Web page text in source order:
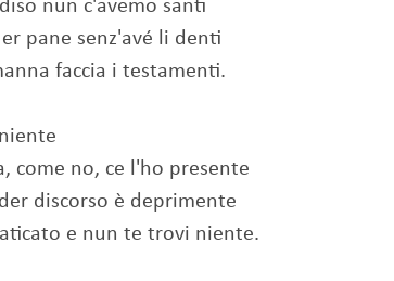
nun c'avemo santi
er pane senz'avé li denti
faccia i testamenti.
come no, ce l'ho presente
discorso è deprimente
e nun te trovi niente.